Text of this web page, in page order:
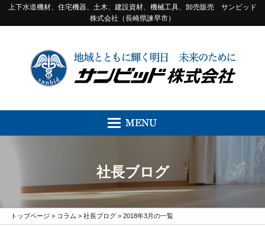
上下水道機材、住宅機器、土木、建設資材、機械工具、卸売販売 サンビッド
株式会社（長崎県諫早市）
社長ブログ
トップページ > コラム > 社長ブログ> 2018年3月の一覧